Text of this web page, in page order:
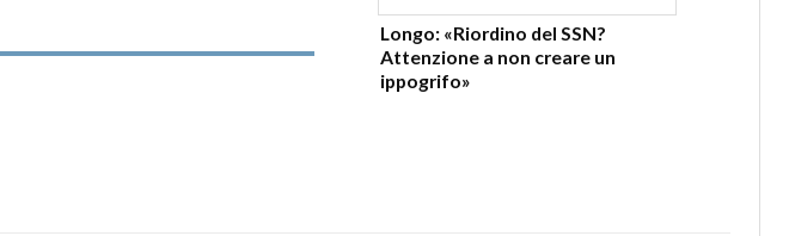
Longo: «Riordino del SSN?
Attenzione a non creare un
ippogrifo»